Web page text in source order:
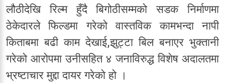
लौठीदेखि रिल्म हुँदै बिगोठीसम्मको सडक निर्माणमा
ठेकेदारले फिल्डमा गरेको वास्तविक कामभन्दा नापी
किताबमा बढी काम देखाई,झुट्टा बिल बनाएर भुक्तानी
गरेको आरोपमा उनीसहित ४ जनाविरुद्ध विशेष अदालतमा
भ्रष्टाचार मुद्दा दायर गरेको हो ।